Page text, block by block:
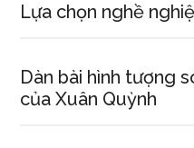
Lựa chọn nghề
Dàn bài hình tượng
của Xuân Quỳnh